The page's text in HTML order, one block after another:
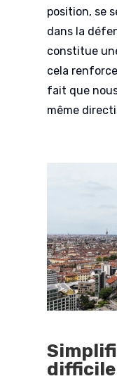
position, se
dans la
constitue
cela
fait que
même
difficile